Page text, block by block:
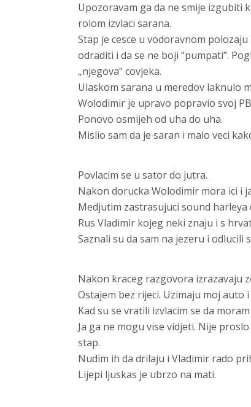
Upozoravam ga da ne smije izgubiti
rolom izvlaci sarana.
Stap je cesce u vodoravnom
odraditi i da se ne boji “pumpati”.
„njegova“ covjeka.
Ulaskom sarana u meredov laknulo
Wolodimir je upravo popravio svoj
Ponovo osmijeh od uha do uha.
Mislio sam da je saran i malo veci
Povlacim se u sator do jutra.
Nakon dorucka Wolodimir mora ici i
Medjutim zastrasujuci sound
Rus Vladimir kojeg neki znaju i s
Saznali su da sam na jezeru i odlucili
Nakon kraceg razgovora izrazavaju
Ostajem bez rijeci. Uzimaju moj auto
Kad su se vratili izvlacim se da
Ja ga ne mogu vise vidjeti. Nije
stap.
Nudim ih da drilaju i Vladimir rado
Lijepi ljuskas je ubrzo na mati.